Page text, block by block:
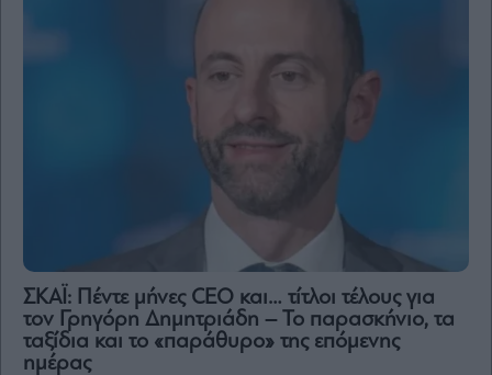
ΣΚΑΪ: Πέντε μήνες CEO και… τίτλοι τέλους για
τον Γρηγόρη Δημητριάδη – Το παρασκήνιο, τα
ταξίδια και το «παράθυρο» της επόμενης
ημέρας